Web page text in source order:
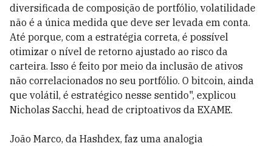
diversificada de composição de portfólio, volatilidade
não é a única medida que deve ser levada em conta.
Até porque, com a estratégia correta, é possível
otimizar o nível de retorno ajustado ao risco da
carteira. Isso é feito por meio da inclusão de ativos
não correlacionados no seu portfólio. O bitcoin, ainda
que volátil, é estratégico nesse sentido", explicou
Nicholas Sacchi, head de criptoativos da EXAME.
João Marco, da Hashdex, faz uma analogia